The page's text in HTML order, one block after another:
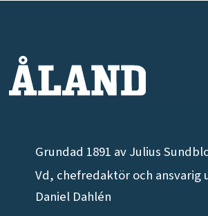
Grundad 1891 av Julius
Vd, chefredaktör och ansvarig
Daniel Dahlén